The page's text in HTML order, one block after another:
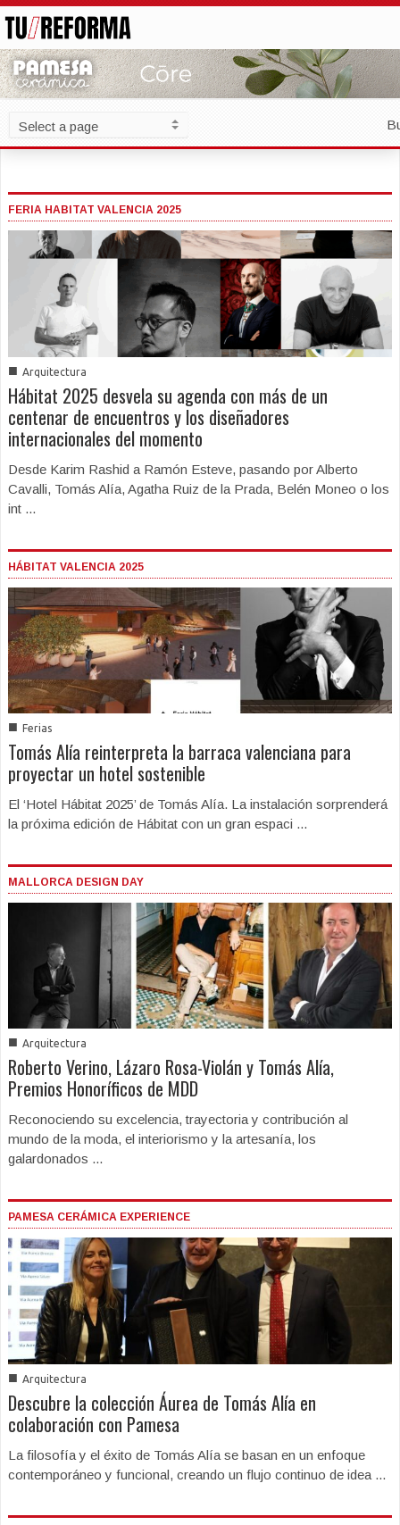
FERIA HABITAT VALENCIA 2025
■ Arquitectura
Hábitat 2025 desvela su agenda con más de un
centenar de encuentros y los diseñadores
internacionales del momento
Desde Karim Rashid a Ramón Esteve, pasando por Alberto
Cavalli, Tomás Alía, Agatha Ruiz de la Prada, Belén Moneo o los
int ...
HÁBITAT VALENCIA 2025
■ Ferias
Tomás Alía reinterpreta la barraca valenciana para
proyectar un hotel sostenible
El ‘Hotel Hábitat 2025’ de Tomás Alía. La instalación sorprenderá
la próxima edición de Hábitat con un gran espaci ...
MALLORCA DESIGN DAY
■ Arquitectura
Roberto Verino, Lázaro Rosa-Violán y Tomás Alía,
Premios Honoríficos de MDD
Reconociendo su excelencia, trayectoria y contribución al
mundo de la moda, el interiorismo y la artesanía, los
galardonados ...
PAMESA CERÁMICA EXPERIENCE
■ Arquitectura
Descubre la colección Áurea de Tomás Alía en
colaboración con Pamesa
La filosofía y el éxito de Tomás Alía se basan en un enfoque
contemporáneo y funcional, creando un flujo continuo de idea ...